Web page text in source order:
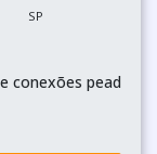
SP
conexões pead